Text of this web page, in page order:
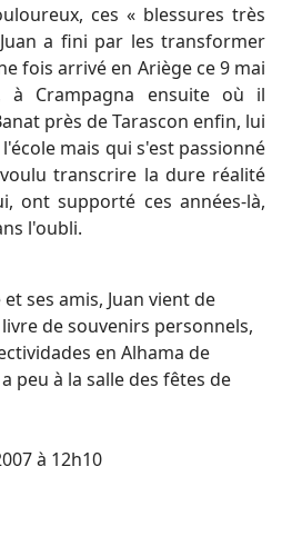
ces « blessures très
a fini par les transformer
fois arrivé en Ariège ce 9 mai
à Crampagna ensuite où il
près de Tarascon enfin, lui
mais qui s'est passionné
transcrire la dure réalité
ont supporté ces années-là,
l'oubli.
ses amis, Juan vient de
de souvenirs personnels,
en Alhama de
peu à la salle des fêtes de
à 12h10